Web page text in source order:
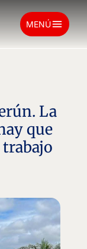
MENÚmenu
La
que
trabajo